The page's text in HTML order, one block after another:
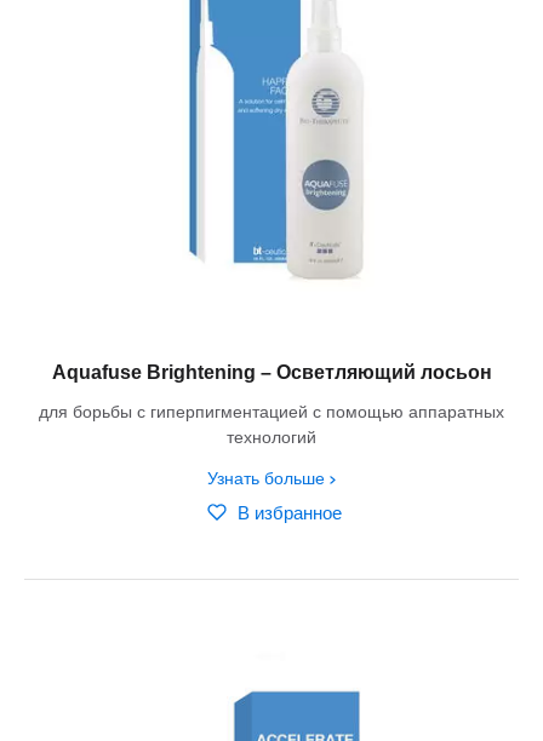
Aquafuse Brightening – Осветляющий лосьон
для борьбы с гиперпигментацией с помощью аппаратных
технологий
Узнать больше
В избранное